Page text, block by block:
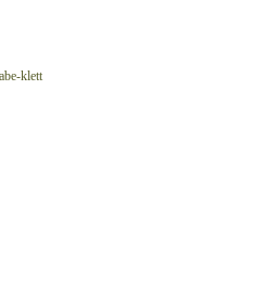
klett